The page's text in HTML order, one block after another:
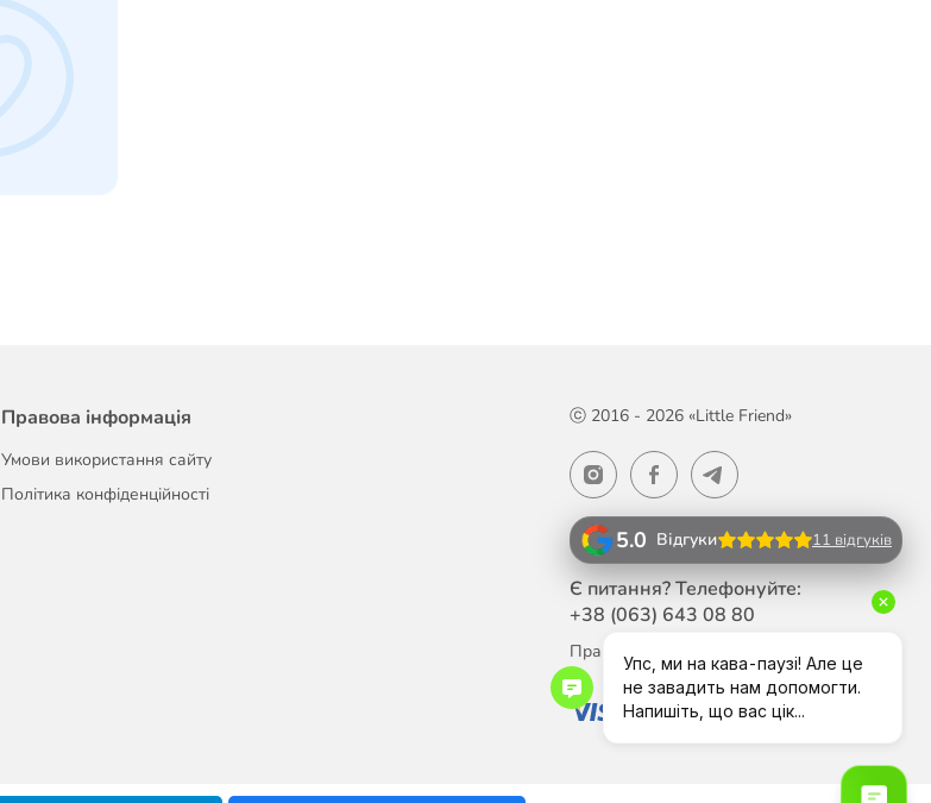
Правова інформація
Умови використання сайту
Політика конфіденційності
ⓒ 2016 - 2026 «Little Friend»
5.0 Відгуки 11 відгуків
Є питання? Телефонуйте:
+38 (063) 643 08 80
Працюємо Пн-Пт з 10:00 до 18:00